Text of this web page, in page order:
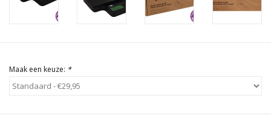
Maak een keuze: *